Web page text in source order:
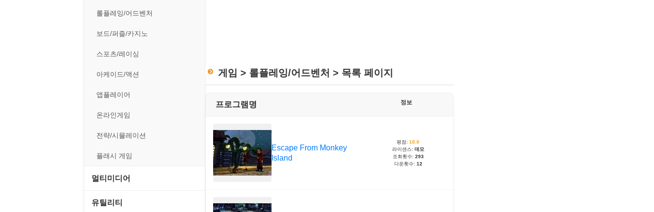
롤플레잉/어드벤처
보드/퍼즐/카지노
스포츠/레이싱
아케이드/액션
앱플레이어
온라인게임
전략/시뮬레이션
플래시 게임
멀티미디어
CD/DVD 재생기
유틸리티
게임 > 롤플레잉/어드벤처 > 목록 페이지
프로그램명 정보
Escape From Monkey
Island
평점:10.0
라이센스: 데모
조회횟수: 293
다운횟수: 12